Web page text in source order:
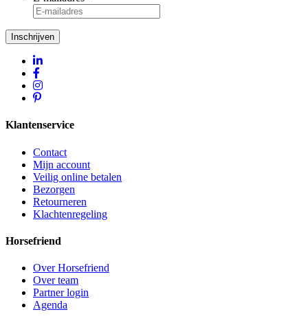
Inschrijven
Klantenservice
Contact
Mijn account
Veilig online betalen
Bezorgen
Retourneren
Klachtenregeling
Horsefriend
Over Horsefriend
Over team
Partner login
Agenda